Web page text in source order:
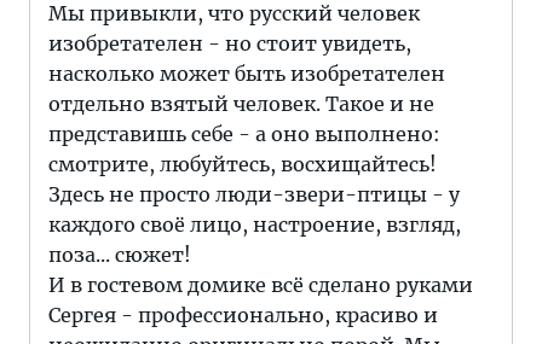
Мы привыкли, что русский человек
изобретателен - но стоит увидеть,
насколько может быть изобретателен
отдельно взятый человек. Такое и не
представишь себе - а оно выполнено:
смотрите, любуйтесь, восхищайтесь!
Здесь не просто люди-звери-птицы - у
каждого своё лицо, настроение, взгляд,
поза... сюжет!
И в гостевом домике всё сделано руками
Сергея - профессионально, красиво и